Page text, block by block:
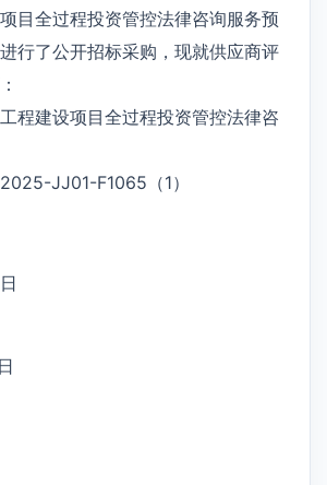
目全过程投资管控法律咨询服务预
行了公开招标采购，现就供应商评
程建设项目全过程投资管控法律咨
JJ01-F1065（1）